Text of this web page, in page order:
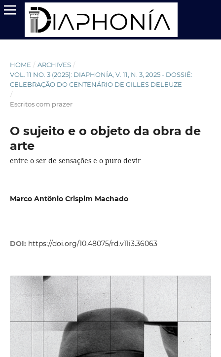
HOME / ARCHIVES /
VOL. 11 NO. 3 (2025): DIAPHONÍA, V. 11, N. 3, 2025 - DOSSIÊ:
CELEBRAÇÃO DO CENTENÁRIO DE GILLES DELEUZE
/
Escritos com prazer
O sujeito e o objeto da obra de
arte
entre o ser de sensações e o puro devir
Marco Antônio Crispim Machado
DOI: https://doi.org/10.48075/rd.v11i3.36063